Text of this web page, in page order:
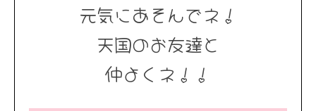
元気にあそんでネ！
天国のお友達と
仲よくネ！！